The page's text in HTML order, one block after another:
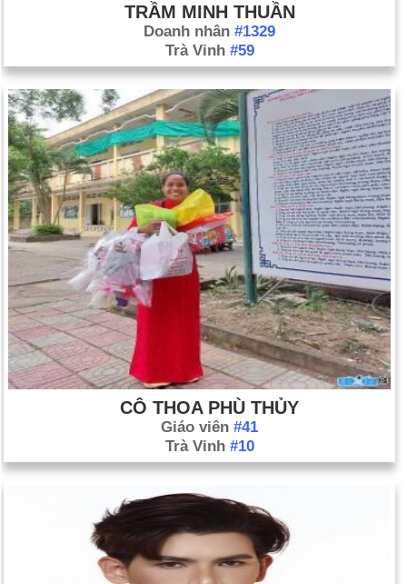
TRẦM MINH THUẦN
Doanh nhân #1329
Trà Vinh #59
CÔ THOA PHÙ THỦY
Giáo viên #41
Trà Vinh #10